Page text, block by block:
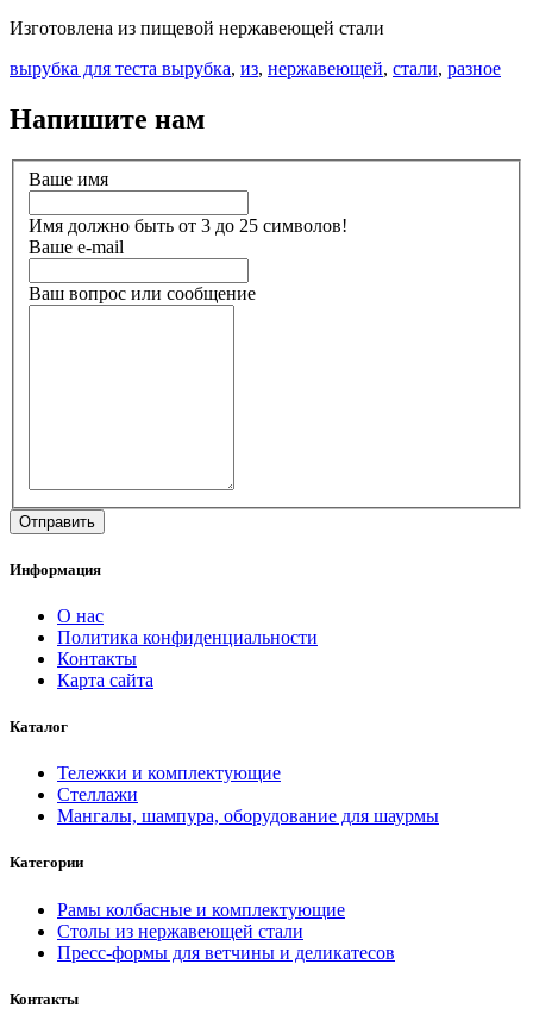
Изготовлена из пищевой нержавеющей стали
вырубка для теста вырубка, из, нержавеющей, стали, разное
Напишите нам
Ваше имя
Имя должно быть от 3 до 25 символов!
Ваше e-mail
Ваш вопрос или сообщение
Информация
О нас
Политика конфиденциальности
Контакты
Карта сайта
Каталог
Тележки и комплектующие
Стеллажи
Мангалы, шампура, оборудование для шаурмы
Категории
Рамы колбасные и комплектующие
Столы из нержавеющей стали
Пресс-формы для ветчины и деликатесов
Контакты